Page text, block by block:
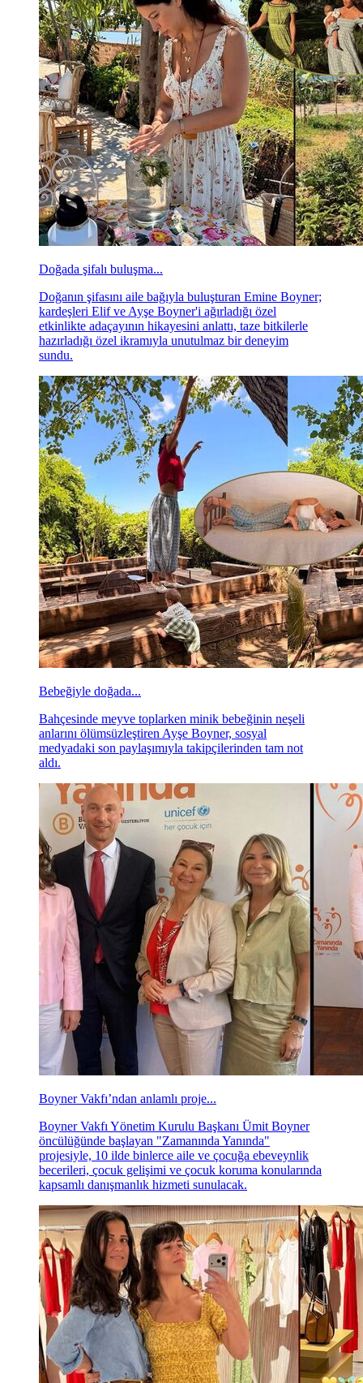
Doğada şifalı buluşma...
Doğanın şifasını aile bağıyla buluşturan Emine Boyner;
kardeşleri Elif ve Ayşe Boyner'i ağırladığı özel
etkinlikte adaçayının hikayesini anlattı, taze bitkilerle
hazırladığı özel ikramıyla unutulmaz bir deneyim
sundu.
Bebeğiyle doğada...
Bahçesinde meyve toplarken minik bebeğinin neşeli
anlarını ölümsüzleştiren Ayşe Boyner, sosyal
medyadaki son paylaşımıyla takipçilerinden tam not
aldı.
Boyner Vakfı’ndan anlamlı proje...
Boyner Vakfı Yönetim Kurulu Başkanı Ümit Boyner
öncülüğünde başlayan "Zamanında Yanında"
projesiyle, 10 ilde binlerce aile ve çocuğa ebeveynlik
becerileri, çocuk gelişimi ve çocuk koruma konularında
kapsamlı danışmanlık hizmeti sunulacak.